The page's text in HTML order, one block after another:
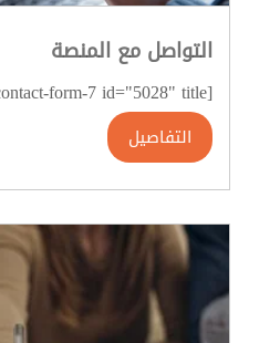
التواصل مع المنصة
[contact-form-7 id="5028" title="للتواصل مع...
التفاصيل